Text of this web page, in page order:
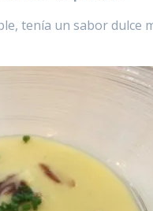
tenía un sabor dulce